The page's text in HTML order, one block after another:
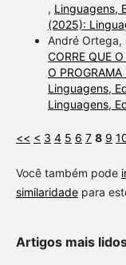
, Linguagens,
(2025):
André Ortega,
CORRE QUE
O
Linguagens,
Linguagens,
<< < 3 4 5 6 7 8 9
Você também pode
similaridadepara
Artigos mais